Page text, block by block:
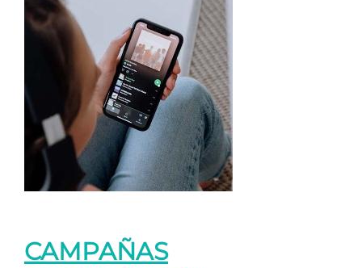
CAMPAÑAS